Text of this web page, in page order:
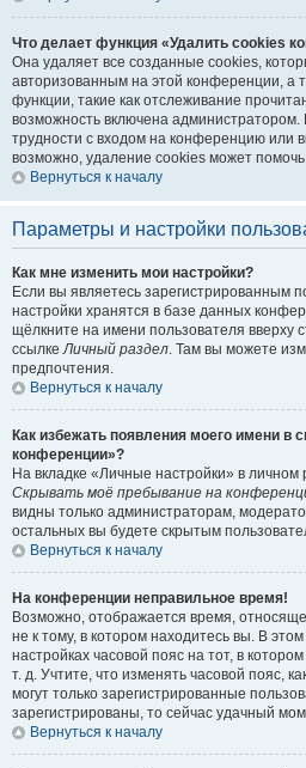
Что делает функция «Удалить cookies
Она удаляет все созданные cookies,
авторизованным на этой конференции, а
функции, такие как отслеживание
возможность включена
трудности с входом на конференцию или
возможно, удаление cookies может
Вернуться к началу
Параметры и настройки
Как мне изменить мои настройки?
Если вы являетесь зарегистрированным
настройки хранятся в базе данных
щёлкните на имени пользователя вверху
ссылкеЛичный раздел. Там вы можете
предпочтения.
Вернуться к началу
Как избежать появления моего имени в
конференции»?
На вкладке «Личные настройки» в
Скрывать моё пребывание на
видны только администраторам,
остальных вы будете скрытым
Вернуться к началу
На конференции неправильное время!
Возможно, отображается время,
не к тому, в котором находитесь вы. В
настройках часовой пояс на тот, в
т. д. Учтите, что изменять часовой пояс,
могут только зарегистрированные
зарегистрированы, то сейчас удачный
Вернуться к началу